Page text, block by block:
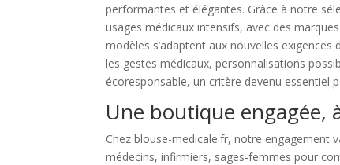
performantes et élégantes. Grâce à notre
usages médicaux intensifs, avec des
modèles s’adaptent aux nouvelles
les gestes médicaux, personnalisations
écoresponsable, un critère devenu essentiel
Une boutique engagée,
Chez blouse-medicale.fr, notre engagement
médecins, infirmiers, sages-femmes pour